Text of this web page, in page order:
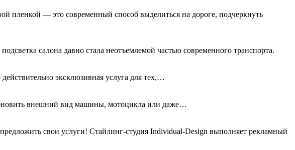
пленкой — это современный способ выделиться на дороге, подчеркнуть
салона давно стала неотъемлемой частью современного транспорта.
эксклюзивная услуга для тех,…
внешний вид машины, мотоцикла или даже…
свои услуги! Стайлинг-студия Individual-Design выполняет рекламный